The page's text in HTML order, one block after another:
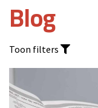
Blog
Toon filters